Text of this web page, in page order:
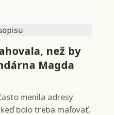
než by
Magda
menila adresy
bolo treba maľovať,